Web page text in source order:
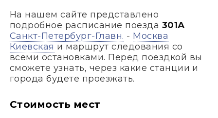
На нашем сайте представлено
подробное расписание поезда 301А
Санкт-Петербург-Главн. - Москва
Киевская и маршрут следования со
всеми остановками. Перед поездкой вы
сможете узнать, через какие станции и
города будете проезжать.
Стоимость мест